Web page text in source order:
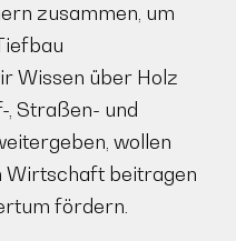
zusammen, um
Wissen über Holz
, Straßen- und
wollen
Wirtschaft beitragen
fördern.